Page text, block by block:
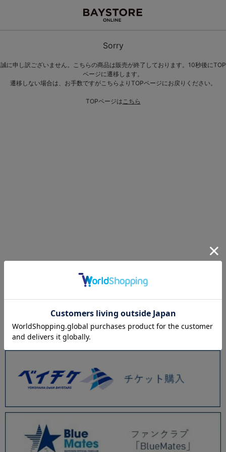
Sorry
誠に申し訳ございません。こちらの商品は販売が終了しております。10秒後にTOP
ページに遷移します。
遷移しない場合は、お手数ですがこちらよりTOPページにお戻りください。
TOPページはこちら